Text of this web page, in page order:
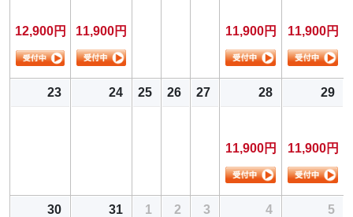
12,900円 11,900円 11,900円 11,900円
23 24 25 26 27 28
11,900円
29
11,900円
30 31 1 2 3 4 5